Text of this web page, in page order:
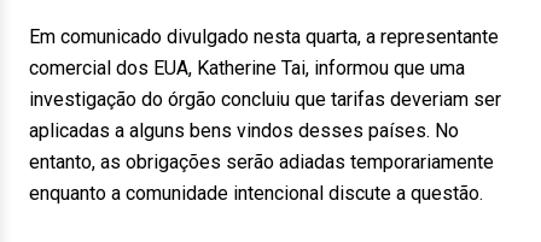
Em comunicado divulgado nesta quarta, a representante
comercial dos EUA, Katherine Tai, informou que uma
investigação do órgão concluiu que tarifas deveriam ser
aplicadas a alguns bens vindos desses países. No
entanto, as obrigações serão adiadas temporariamente
enquanto a comunidade intencional discute a questão.